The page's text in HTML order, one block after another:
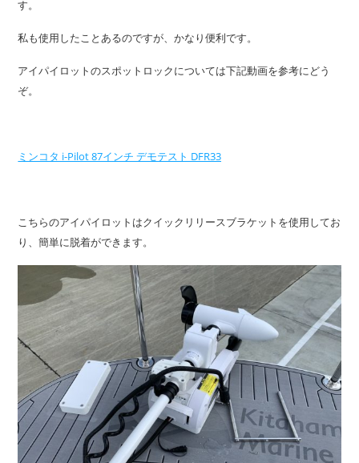
す。
私も使用したことあるのですが、かなり便利です。
アイパイロットのスポットロックについては下記動画を参考にどう
ぞ。
ミンコタ i-Pilot 87インチ デモテスト DFR33
こちらのアイパイロットはクイックリリースブラケットを使用してお
り、簡単に脱着ができます。